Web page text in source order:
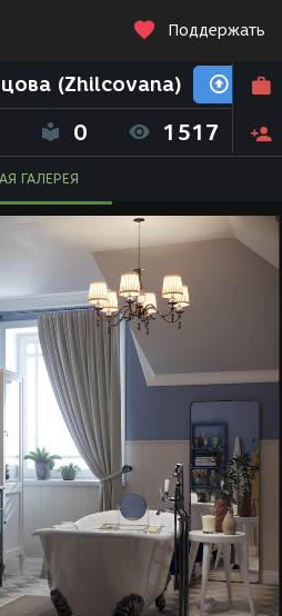
Поддержать
(Zhilcovana)
0 1517
ГАЛЕРЕЯ